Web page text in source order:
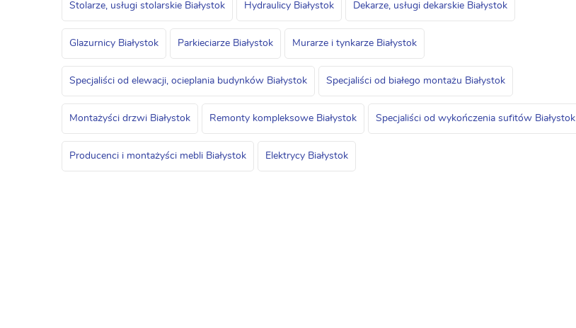
Stolarze, usługi stolarskie Białystok Hydraulicy Białystok Dekarze, usługi dekarskie Białystok
Glazurnicy Białystok Parkieciarze Białystok Murarze i tynkarze Białystok
Specjaliści od elewacji, ocieplania budynków Białystok Specjaliści od białego montażu Białystok
Montażyści drzwi Białystok Remonty kompleksowe Białystok Specjaliści od wykończenia sufitów Białystok
Producenci i montażyści mebli Białystok Elektrycy Białystok